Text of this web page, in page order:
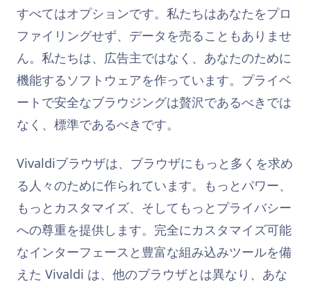
すべてはオプションです。私たちはあなたをプロ
ファイリングせず、データを売ることもありませ
ん。私たちは、広告主ではなく、あなたのために
機能するソフトウェアを作っています。プライベ
ートで安全なブラウジングは贅沢であるべきでは
なく、標準であるべきです。
Vivaldiブラウザは、ブラウザにもっと多くを求め
る人々のために作られています。もっとパワー、
もっとカスタマイズ、そしてもっとプライバシー
への尊重を提供します。完全にカスタマイズ可能
なインターフェースと豊富な組み込みツールを備
えた Vivaldi は、他のブラウザとは異なり、あな